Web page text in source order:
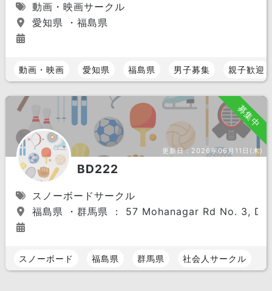
動画・映画サークル
愛知県 ・福島県
動画・映画 愛知県 福島県 男子募集 親子歓迎
募集中
更新日： 2026年06月11日(木)
BD222
スノーボードサークル
福島県 ・群馬県 ： 57 Mohanagar Rd No. 3,
スノーボード 福島県 群馬県 社会人サークル